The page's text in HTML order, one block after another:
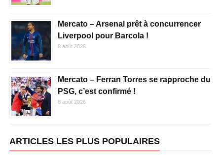
Mercato – Arsenal prêt à concurrencer
Liverpool pour Barcola !
8 août 2026
Mercato – Ferran Torres se rapproche du
PSG, c’est confirmé !
8 août 2026
ARTICLES LES PLUS POPULAIRES